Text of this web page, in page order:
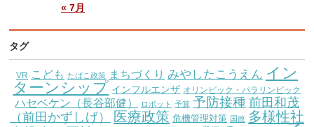
« 7月
タグ
VR こども たばこ政策 まちづくり みやしたこうえん イン
ターンシップ インフルエンザ オリンピック・パラリンピック
ハセベケン（長谷部健） ロボット 予算 予防接種 前田和茂
（前田かずしげ）
医療政策 危機管理対策 国政 多様性社